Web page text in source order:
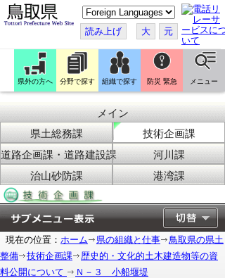
こ
の
ペ
ー
ジ
翻
訳
す
読み上げ 大 元
県外の方へ 分野で探す 組織で探す 防災 緊急 メニュー
メイン
県土総務課
技術企画課
道路企画課・道路建設課
河川課
治山砂防課
港湾課
現在の位置： ホーム 県の組織と仕事
鳥取県の県土
整備
技術企画課
歴史的・文化的土木建造物等の資
料公開について
Ｎ－３ 小船堰堤